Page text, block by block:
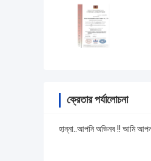
ক্রেতার পর্যালোচনা
হান্না..আপনি অভিনব !! আমি